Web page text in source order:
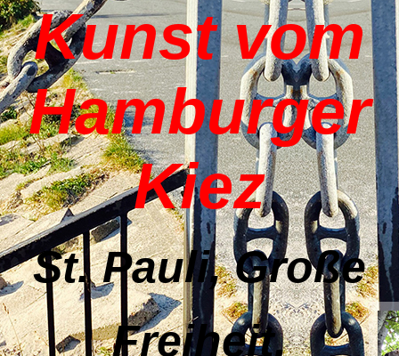
Kunst vom
Hamburger
Kiez
St. Pauli, Große
Freiheit,